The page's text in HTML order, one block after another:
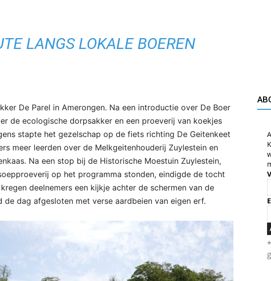
LANGS LOKALE BOEREN
De Parel in Amerongen. Na een introductie over De Boer
de ecologische dorpsakker en een proeverij van koekjes
stapte het gezelschap op de fiets richting De Geitenkeet
meer leerden over de Melkgeitenhouderij Zuylestein en
Na een stop bij de Historische Moestuin Zuylestein,
op het programma stonden, eindigde de tocht
deelnemers een kijkje achter de schermen van de
de dag afgesloten met verse aardbeien van eigen erf.